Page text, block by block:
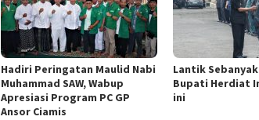
Hadiri Peringatan Maulid Nabi
Muhammad SAW, Wabup
Apresiasi Program PC GP
Ansor Ciamis
Lantik
Bupati Herdiat
ini